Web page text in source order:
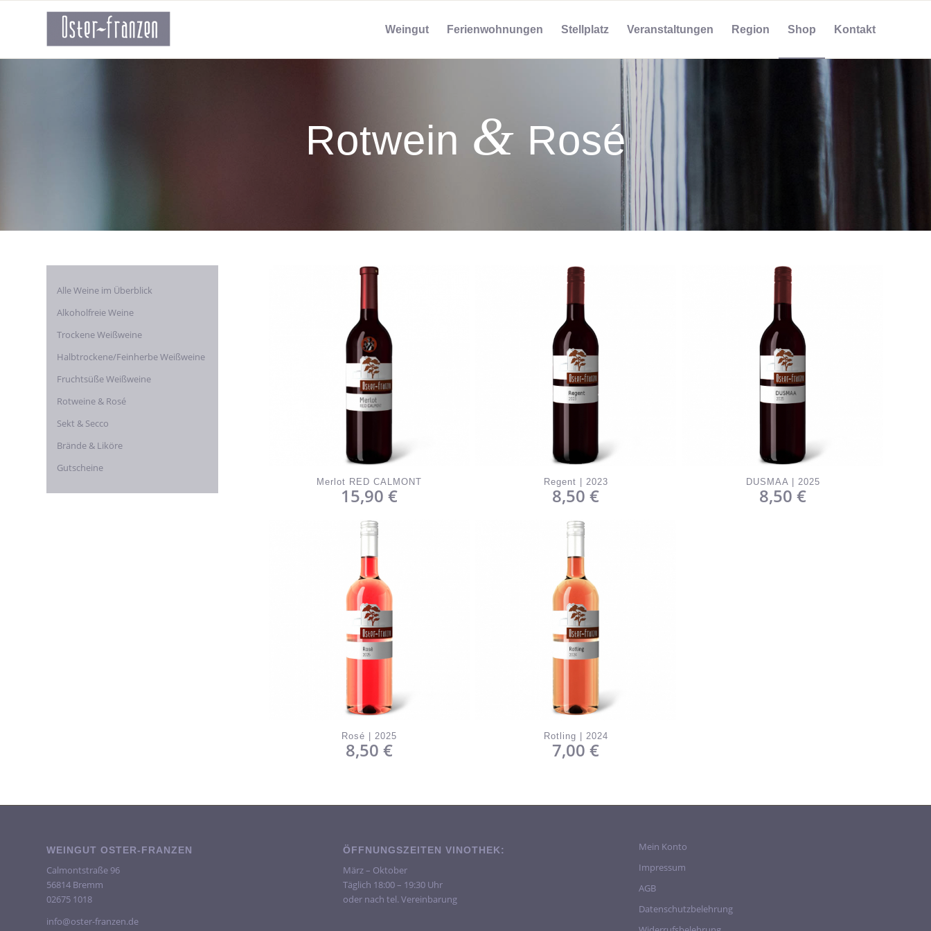
Weingut Ferienwohnungen Stellplatz Veranstaltungen Region Shop Kontakt
Rotwein & Rosé
Alle Weine im Überblick
Alkoholfreie Weine
Trockene Weißweine
Halbtrockene/Feinherbe Weißweine
Fruchtsüße Weißweine
Rotweine & Rosé
Sekt & Secco
Brände & Liköre
Gutscheine
Merlot RED CALMONT
15,90 €
Regent | 2023
8,50€
DUSMAA | 2025
8,50€
Rosé | 2025
8,50 €
Rotling | 2024
7,00€
WEINGUT OSTER-FRANZEN
Calmontstraße 96
56814 Bremm
02675 1018
info@oster-franzen.de
ÖFFNUNGSZEITEN VINOTHEK:
März – Oktober
Täglich 18:00 – 19:30 Uhr
oder nach tel. Vereinbarung
Mein Konto
Impressum
AGB
Datenschutzbelehrung